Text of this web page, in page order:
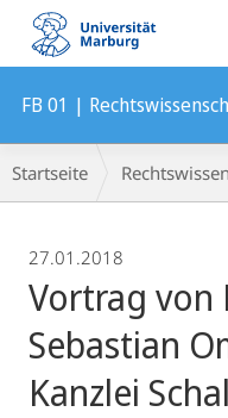
Mobile-
Navigation
FB 01 |
Breadcrumb-
Navigation
Startseite
27.01.2018
Vortrag von
Sebastian
Kanzlei